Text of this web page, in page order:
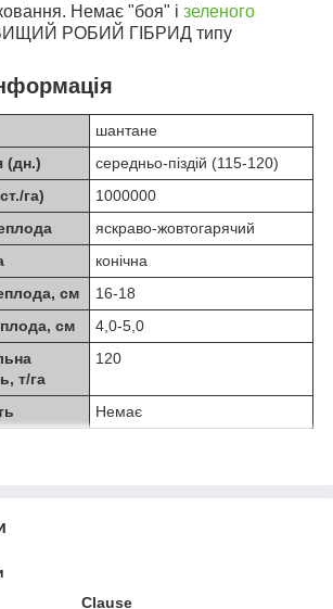
Немає "боя" і зеленого
РОБИЙ ГІБРИД типу
шантане
(дн.)
середньо-піздій (115-120)
га)
1000000
яскраво-жовтогарячий
конічна
см
16-18
см
4,0-5,0
т/га
120
Немає
Clause